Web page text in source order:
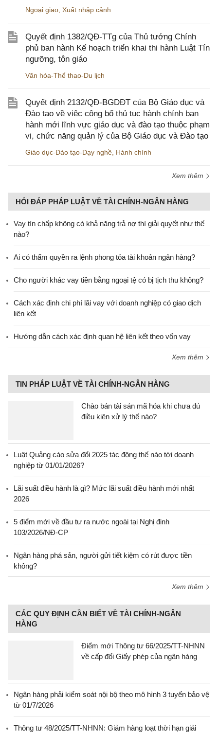
Ngoại giao Xuất nhập cảnh
Quyết định 1382/QĐ-TTg của Thủ tướng Chính
phủ ban hành Kế hoạch triển khai thi hành Luật Tín
ngưỡng, tôn giáo
Văn hóa-Thể thao-Du lịch
Quyết định 2132/QĐ-BGDĐT của Bộ Giáo dục và
Đào tạo về việc công bố thủ tục hành chính ban
hành mới lĩnh vực giáo dục và đào tạo thuộc phạm
vi, chức năng quản lý của Bộ Giáo dục và Đào tạo
Giáo dục-Đào tạo-Dạy nghề Hành chính
Xem thêm
HỎI ĐÁP PHÁP LUẬT VỀ TÀI CHÍNH-NGÂN HÀNG
Vay tín chấp không có khả năng trả nợ thì giải quyết như thế
nào?
Ai có thẩm quyền ra lệnh phong tỏa tài khoản ngân hàng?
Cho người khác vay tiền bằng ngoại tệ có bị tịch thu không?
Cách xác định chi phí lãi vay với doanh nghiệp có giao dịch
liên kết
Hướng dẫn cách xác định quan hệ liên kết theo vốn vay
Xem thêm
TIN PHÁP LUẬT VỀ TÀI CHÍNH-NGÂN HÀNG
Chào bán tài sản mã hóa khi chưa đủ
điều kiện xử lý thế nào?
Luật Quảng cáo sửa đổi 2025 tác động thế nào tới doanh
nghiệp từ 01/01/2026?
Lãi suất điều hành là gì? Mức lãi suất điều hành mới nhất
2026
5 điểm mới về đầu tư ra nước ngoài tại Nghị định
103/2026/NĐ-CP
Ngân hàng phá sản, người gửi tiết kiệm có rút được tiền
không?
Xem thêm
CÁC QUY ĐỊNH CẦN BIẾT VỀ TÀI CHÍNH-NGÂN
HÀNG
Điểm mới Thông tư 66/2025/TT-NHNN
về cấp đổi Giấy phép của ngân hàng
Ngân hàng phải kiểm soát nội bộ theo mô hình 3 tuyến bảo vệ
từ 01/7/2026
Thông tư 48/2025/TT-NHNN: Giảm hàng loạt thời hạn giải